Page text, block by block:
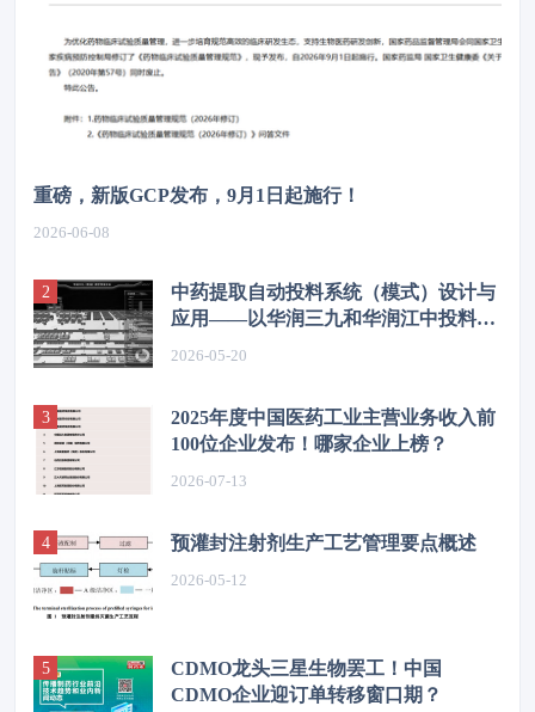
重磅，新版GCP发布，9月1日起施行！
2026-06-08
中药提取自动投料系统（模式）设计与
应用——以华润三九和华润江中投料系
2026-05-20
2025年度中国医药工业主营业务收入前
100位企业发布！哪家企业上榜？
2026-07-13
预灌封注射剂生产工艺管理要点概述
2026-05-12
CDMO龙头三星生物罢工！中国
CDMO企业迎订单转移窗口期？